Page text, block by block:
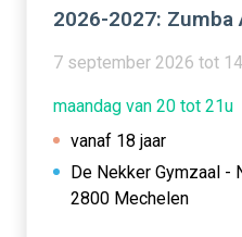
2026-2027: Zumba
7 september 2026 tot
maandag van 20 tot 21u
vanaf 18 jaar
De Nekker Gymzaal -
2800 Mechelen